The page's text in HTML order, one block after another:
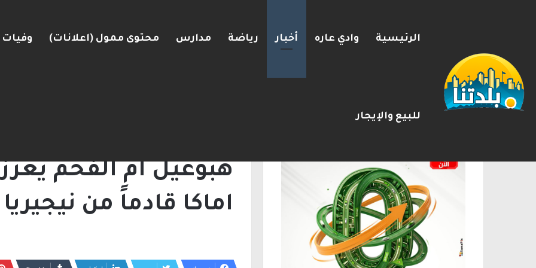
الرئيسية وادي عاره أخبار رياضة مدارس محتوى ممول (اعلانات) وفيات
للبيع والإيجار
بزشكيان يلوّح بالاستقالة للضغط نحو اتفاق مع واشنطن
هبوعيل أم الفحم
اماكا قادماً من نيجيريا
الإعلانات